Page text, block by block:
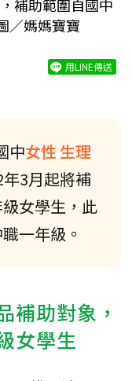
補助範圍自國中
／媽媽寶寶
用LINE傳送
中女性 生理
3月起將補
女學生，此
一年級。
補助對象，
女學生